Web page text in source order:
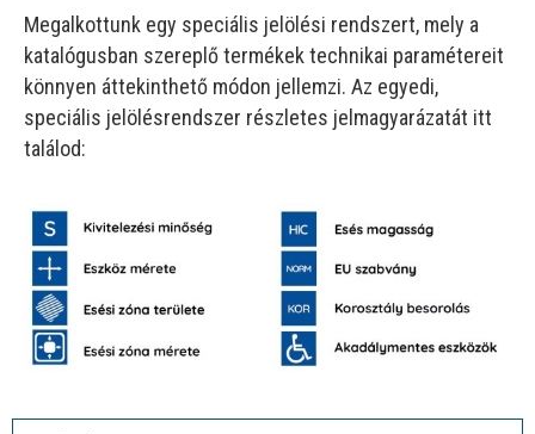
Megalkottunk egy speciális jelölési rendszert, mely a
katalógusban szereplő termékek technikai paramétereit
könnyen áttekinthető módon jellemzi. Az egyedi,
speciális jelölésrendszer részletes jelmagyarázatát itt
találod: